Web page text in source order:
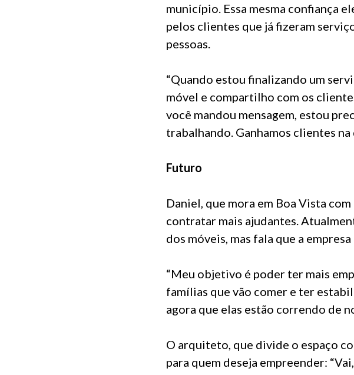
município. Essa mesma confiança
pelos clientes que já fizeram
pessoas.
“Quando estou finalizando um
móvel e compartilho com os
você mandou mensagem, estou
trabalhando. Ganhamos clientes
Futuro
Daniel, que mora em Boa Vista
contratar mais ajudantes.
dos móveis, mas fala que a
“Meu objetivo é poder ter mais
famílias que vão comer e ter
agora que elas estão correndo de
O arquiteto, que divide o espaço
para quem deseja empreender: